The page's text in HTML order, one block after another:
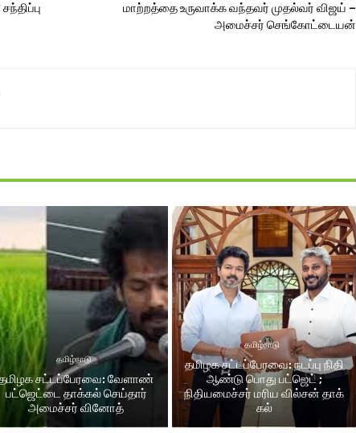
மாற்றத்தை உருவாக்க வந்தவர் முதல்வர் விஜய் –
அமைச்சர் செங்கோட்டையன்
தமிழ்நாடு
சட்​டப்​பேர​வை: வேளாண்
பட்​ஜெட்டை தாக்கல் செய்தார்
அமைச்சர் வினோத்
தமிழ்நாடு
தமிழக சட்டப்பேரவை: நடப்பு நிதி
ஆண்​டு பொது பட்ஜெட் ;
நிதியமைச்சர் மரிய வில்சன் தாக்​
கல்